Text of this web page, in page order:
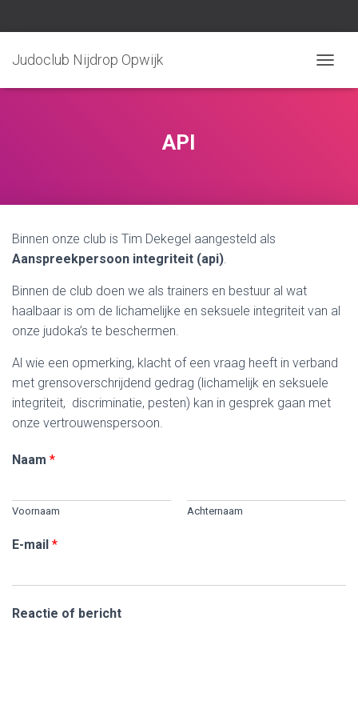
Judoclub Nijdrop Opwijk
API
Binnen onze club is Tim Dekegel aangesteld als
Aanspreekpersoon integriteit (api).
Binnen de club doen we als trainers en bestuur al wat
haalbaar is om de lichamelijke en seksuele integriteit van al
onze judoka’s te beschermen.
Al wie een opmerking, klacht of een vraag heeft in verband
met grensoverschrijdend gedrag (lichamelijk en seksuele
integriteit, discriminatie, pesten) kan in gesprek gaan met
onze vertrouwenspersoon.
Naam *
Voornaam Achternaam
E-mail *
Reactie of bericht